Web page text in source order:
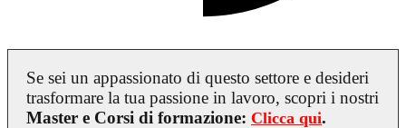
Se sei un appassionato di questo settore e desideri
trasformare la tua passione in lavoro, scopri i nostri
Master e Corsi di formazione: Clicca qui.